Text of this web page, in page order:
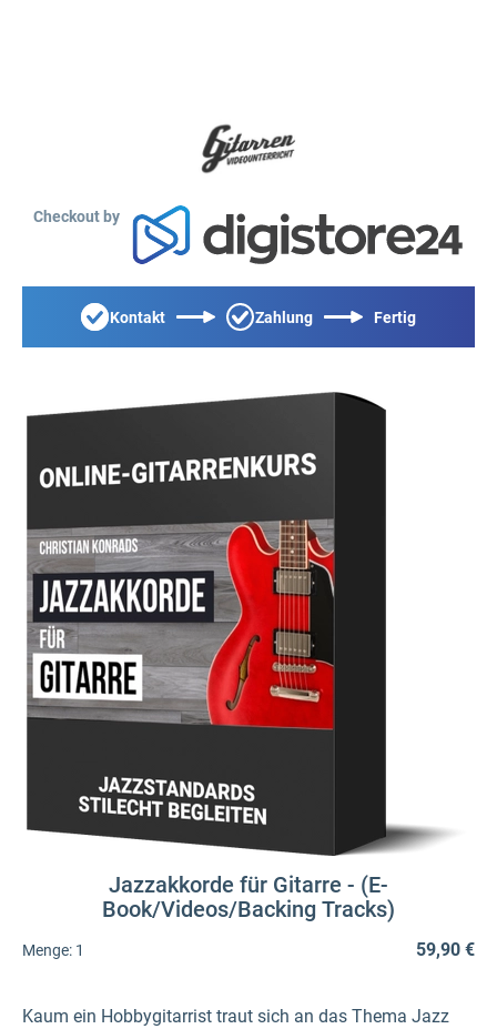
Checkout by
Kontakt Zahlung Fertig
Jazzakkorde für Gitarre - (E-
Book/Videos/Backing Tracks)
Menge: 1 59,90 €
Kaum ein Hobbygitarrist traut sich an das Thema Jazz